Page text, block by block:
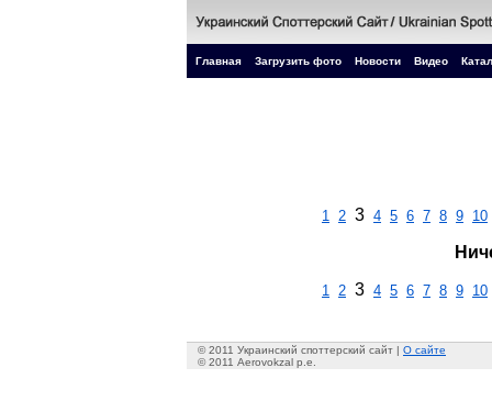
Главная Загрузить фото Новости Видео
1 2 3 4 5 6 7 8 9 10
1 2 3 4 5 6 7 8 9 10
© 2011 Украинский споттерский сайт | О сайте
© 2011 Aerovokzal p.e.